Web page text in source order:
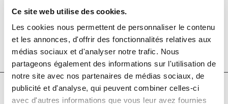
Ce site web utilise des cookies.
Les cookies nous permettent de personnaliser le contenu
et les annonces, d'offrir des fonctionnalités relatives aux
médias sociaux et d'analyser notre trafic. Nous
partageons également des informations sur l'utilisation de
notre site avec nos partenaires de médias sociaux, de
publicité et d'analyse, qui peuvent combiner celles-ci
avec d'autres informations que vous leur avez fournies
International Journal of Cancer
DOI :10.1002/ijc.32889